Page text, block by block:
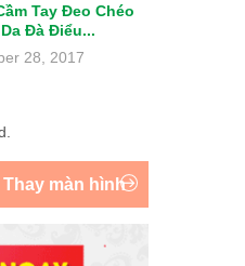
Tay Đeo Chéo
Da Đà Điểu...
28, 2017
màn hình